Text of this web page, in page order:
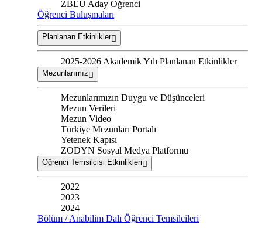
ZBEÜ Aday Öğrenci
Öğrenci Buluşmaları
Planlanan Etkinlikler
2025-2026 Akademik Yılı Planlanan Etkinlikler
Mezunlarımız
Mezunlarımızın Duygu ve Düşünceleri
Mezun Verileri
Mezun Video
Türkiye Mezunları Portalı
Yetenek Kapısı
ZODYN Sosyal Medya Platformu
Öğrenci Temsilcisi Etkinlikleri
2022
2023
2024
Bölüm / Anabilim Dalı Öğrenci Temsilcileri